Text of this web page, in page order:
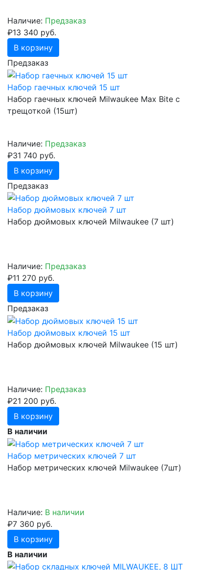
Наличие: Предзаказ
₽13 340 руб.
В корзину
Предзаказ
Набор гаечных ключей 15 шт
Набор гаечных ключей Milwaukee Max Bite с
трещоткой (15шт)
Наличие: Предзаказ
₽31 740 руб.
В корзину
Предзаказ
Набор дюймовых ключей 7 шт
Набор дюймовых ключей Milwaukee (7 шт)
Наличие: Предзаказ
₽11 270 руб.
В корзину
Предзаказ
Набор дюймовых ключей 15 шт
Набор дюймовых ключей Milwaukee (15 шт)
Наличие: Предзаказ
₽21 200 руб.
В корзину
В наличии
Набор метрических ключей 7 шт
Набор метрических ключей Milwaukee (7шт)
Наличие: В наличии
₽7 360 руб.
В корзину
В наличии